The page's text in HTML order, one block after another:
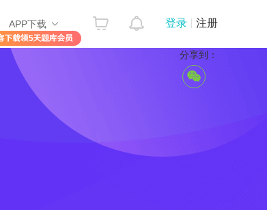
登录 注册
APP下载
分享到：